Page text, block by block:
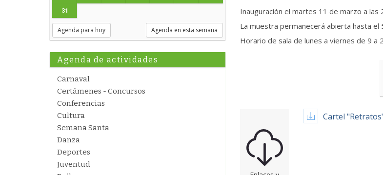
31
Agenda para hoy Agenda en esta semana
Agenda de actividades
Carnaval
Certámenes - Concursos
Conferencias
Cultura
Semana Santa
Danza
Deportes
Juventud
Inauguración el martes 11 de marzo a
La muestra permanecerá abierta hasta el
Horario de sala de lunes a viernes de 9 a
Cartel